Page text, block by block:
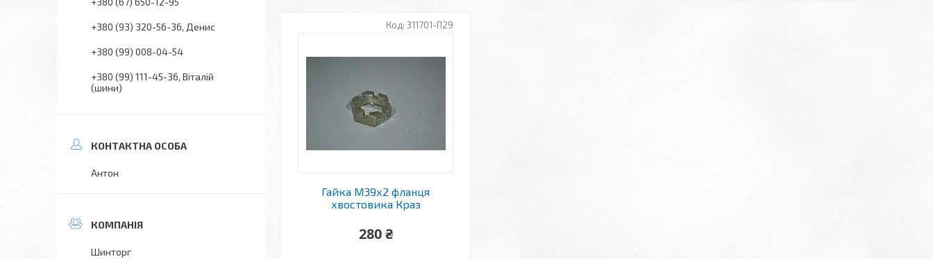
311701-П29
Гайка М39х2 фланця
хвостовика Краз
280 ₴
+380 (93) 320-56-36 Денис
+380 (99) 008-04-54
+380 (99) 111-45-36 Віталій
(шини)
Антон
Шинторг